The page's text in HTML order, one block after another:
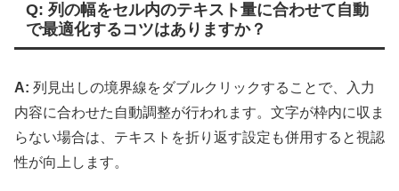
Q: 列の幅をセル内のテキスト量に合わせて自動
で最適化するコツはありますか？
A: 列見出しの境界線をダブルクリックすることで、入力
内容に合わせた自動調整が行われます。文字が枠内に収ま
らない場合は、テキストを折り返す設定も併用すると視認
性が向上します。